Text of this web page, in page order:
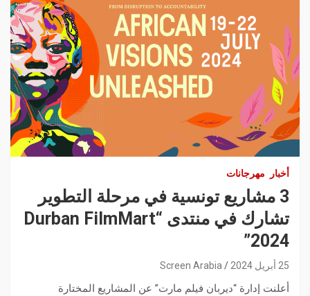
أخبار مهرجانات
3 مشاريع تونسية في مرحلة التطوير
تشارك في منتدى “Durban FilmMart
2024”
25 أبريل 2024 Screen Arabia
أعلنت إدارة “ديربان فيلم مارت” عن المشاريع المختارة